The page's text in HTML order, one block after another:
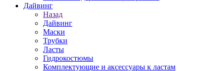
Дайвинг
Назад
Дайвинг
Маски
Трубки
Ласты
Гидрокостюмы
Комплектующие и аксессуары к ластам